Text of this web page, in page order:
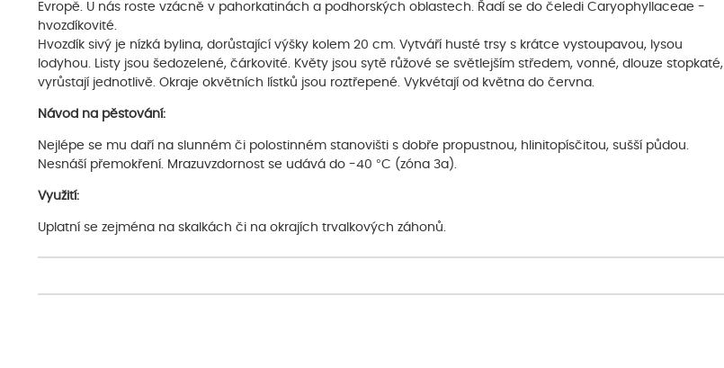
Evropě. U nás roste vzácně v pahorkatinách a podhorských oblastech. Řadí se do čeledi Caryophyllaceae -
hvozdíkovité.
Hvozdík sivý je nízká bylina, dorůstající výšky kolem 20 cm. Vytváří husté trsy s krátce vystoupavou, lysou
lodyhou. Listy jsou šedozelené, čárkovité. Květy jsou sytě růžové se světlejším středem, vonné, dlouze stopkaté,
vyrůstají jednotlivě. Okraje okvětních lístků jsou roztřepené. Vykvétají od května do června.
Návod na pěstování:
Nejlépe se mu daří na slunném či polostinném stanovišti s dobře propustnou, hlinitopísčitou, sušší půdou.
Nesnáší přemokření. Mrazuvzdornost se udává do -40 °C (zóna 3a).
Využití:
Uplatní se zejména na skalkách či na okrajích trvalkových záhonů.